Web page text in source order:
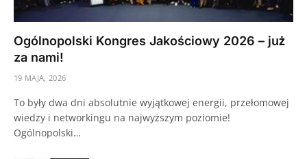
Ogólnopolski Kongres Jakościowy 2026 – już
za nami!
19 MAJA, 2026
To były dwa dni absolutnie wyjątkowej energii, przełomowej
wiedzy i networkingu na najwyższym poziomie!
Ogólnopolski…